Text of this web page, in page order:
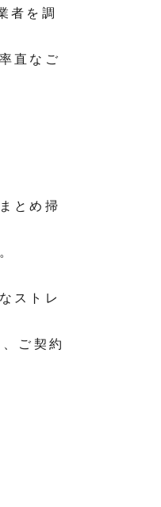
者を調
直なご
とめ掃
ストレ
ご契約